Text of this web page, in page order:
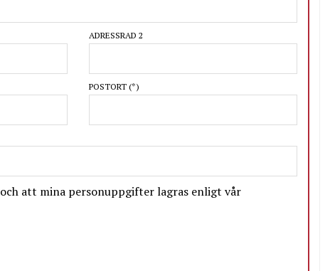
ADRESSRAD 2
POSTORT (*)
och att mina personuppgifter lagras enligt vår